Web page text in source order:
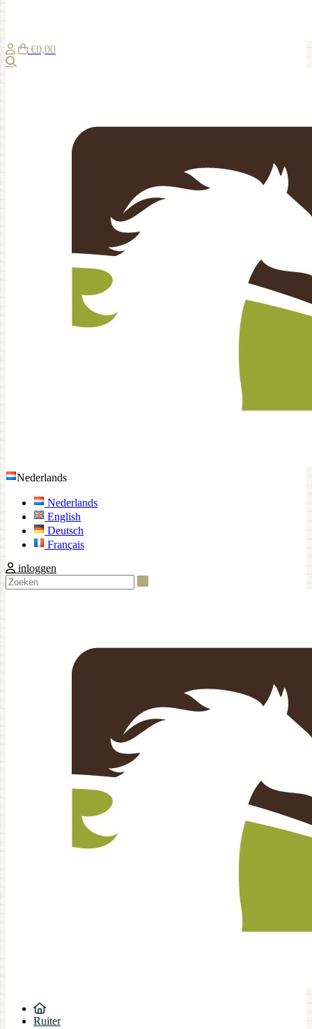
€0,00
Nederlands
Nederlands
English
Deutsch
Français
inloggen
Ruiter